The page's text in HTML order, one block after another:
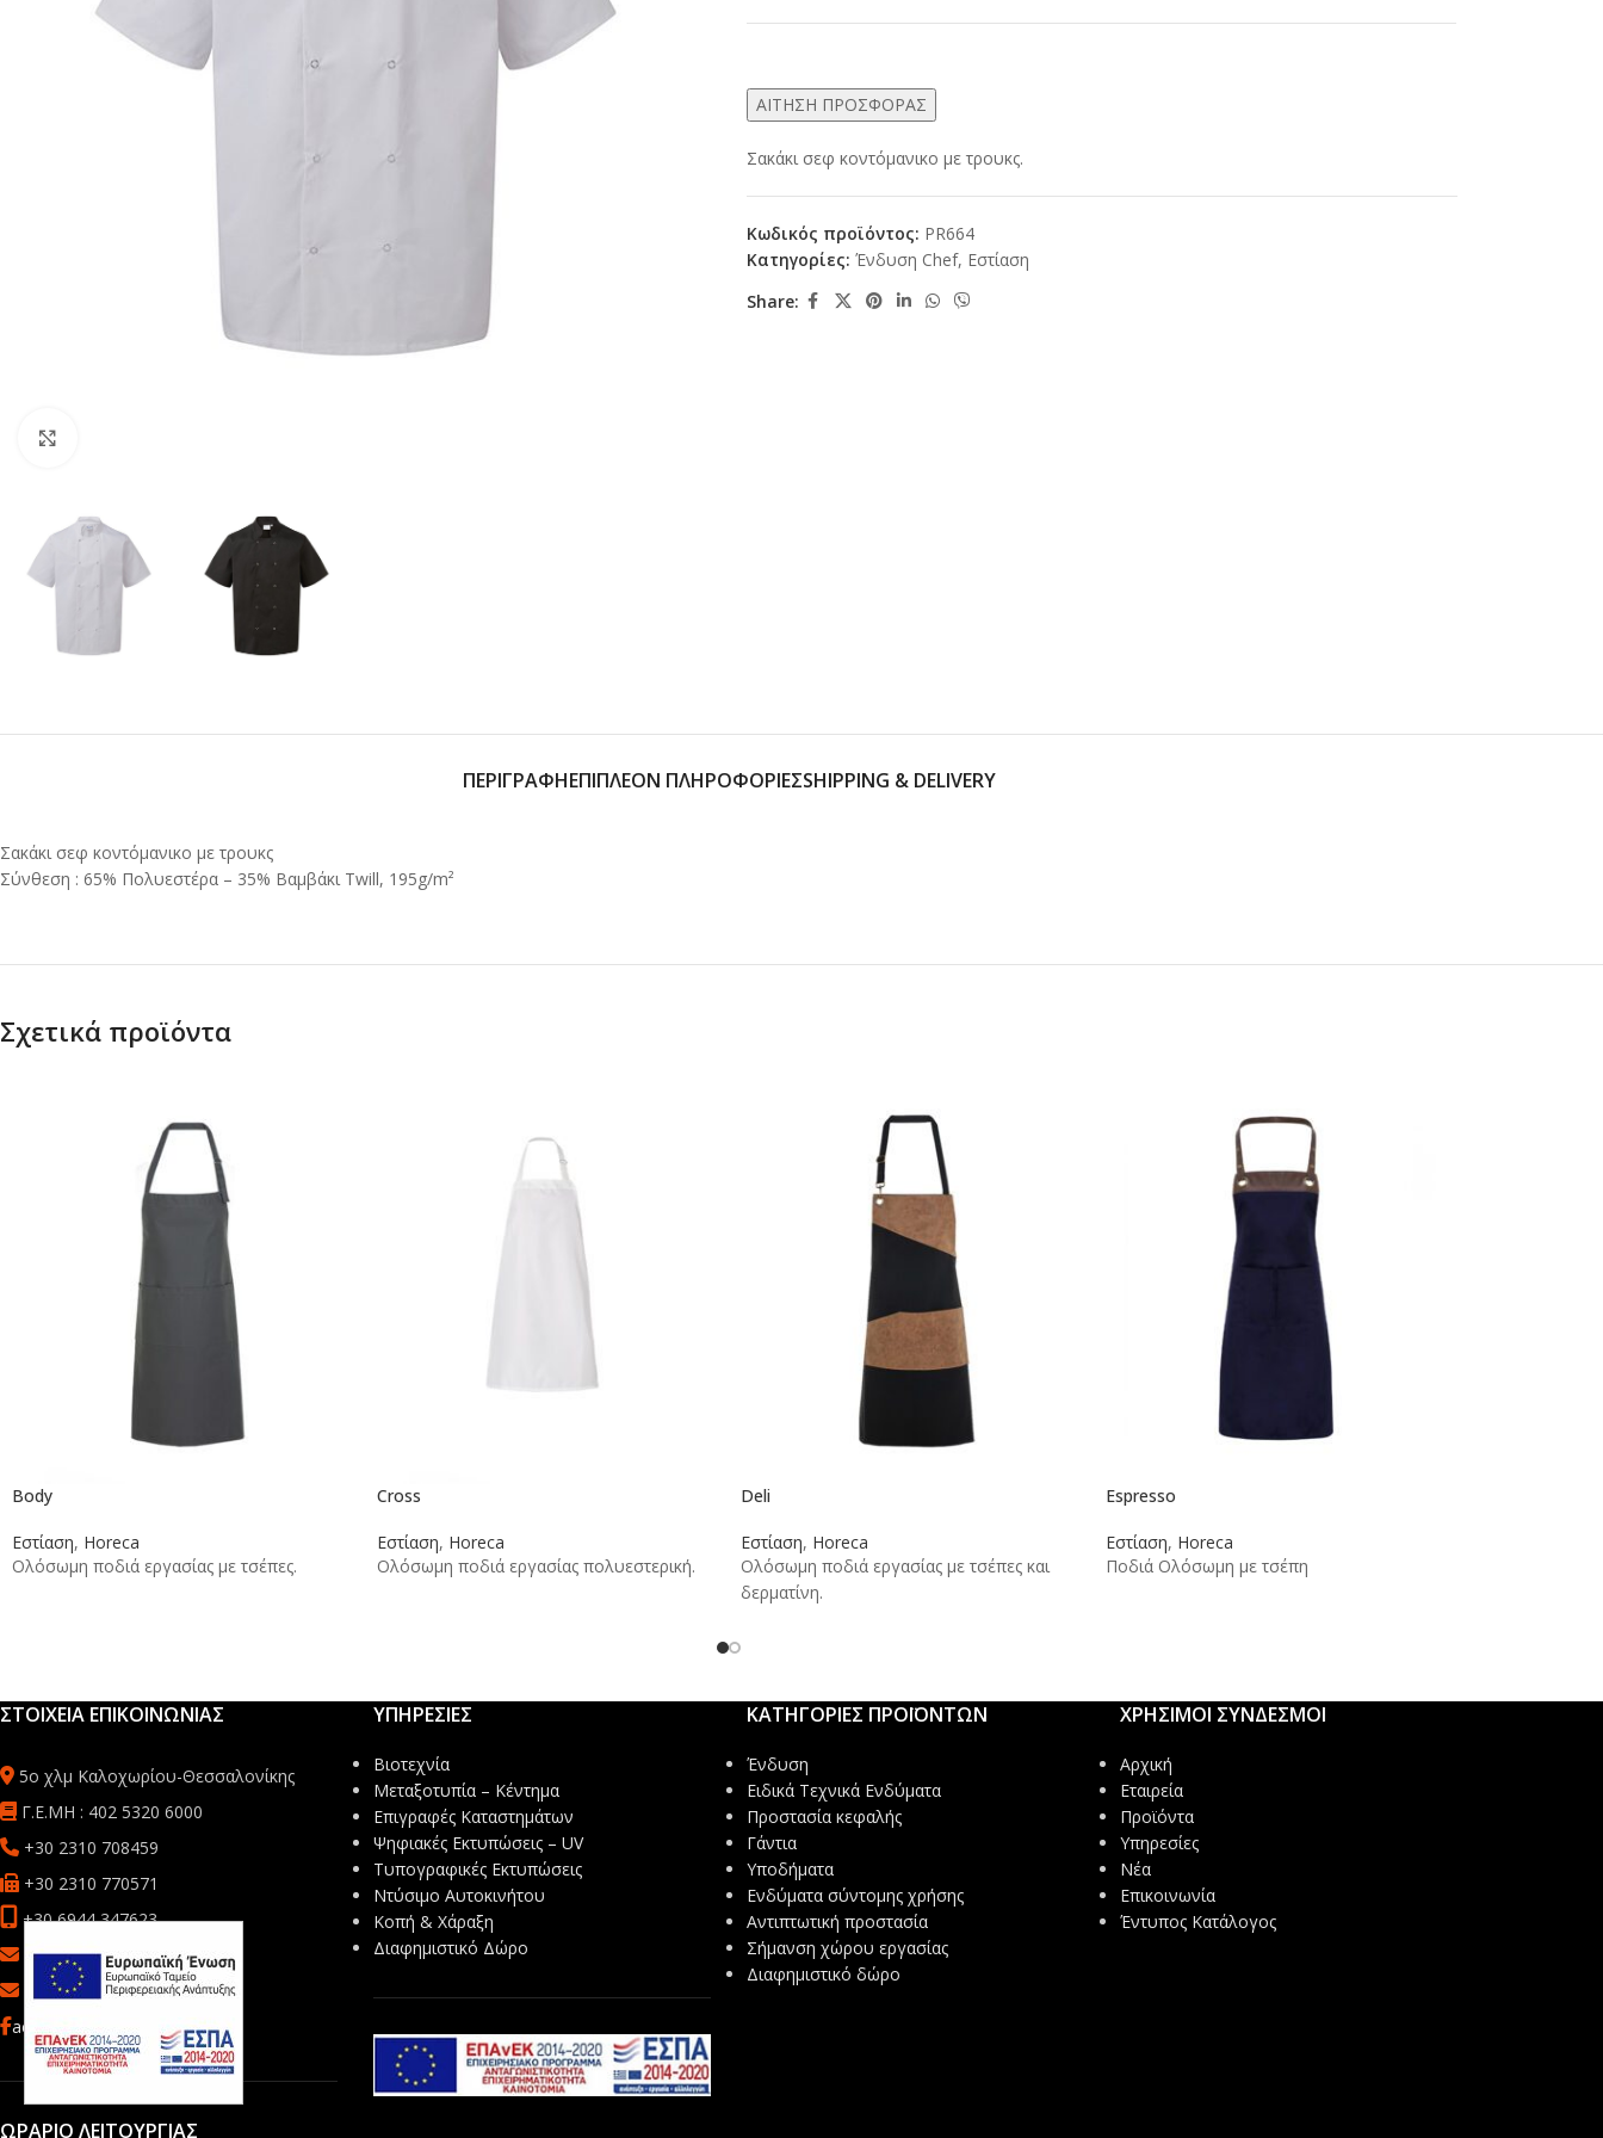
ΑΙΤΗΣΗ ΠΡΟΣΦΟΡΑΣ
Σακάκι σεφ κοντόμανικο με τρουκς.
Κωδικός προϊόντος: PR664
Κατηγορίες: Ένδυση Chef, Εστίαση
Share:
ΠΕΡΙΓΡΑΦΉΕΠΙΠΛΈΟΝ ΠΛΗΡΟΦΟΡΊΕΣSHIPPING & DELIVERY
Σακάκι σεφ κοντόμανικο με τρουκς
Σύνθεση : 65% Πολυεστέρα – 35% Βαμβάκι Twill, 195g/m²
Σχετικά προϊόντα
Body
Εστίαση, Horeca
Ολόσωμη ποδιά εργασίας με τσέπες.
Cross
Εστίαση, Horeca
Ολόσωμη ποδιά εργασίας πολυεστερική.
Deli
Εστίαση, Horeca
Ολόσωμη ποδιά εργασίας με τσέπες και
δερματίνη.
Espresso
Εστίαση, Horeca
Ποδιά Ολόσωμη με τσέπη
ΣΤΟΙΧΕΙΑ ΕΠΙΚΟΙΝΩΝΙΑΣ
5ο χλμ Καλοχωρίου-Θεσσαλονίκης
Γ.Ε.ΜΗ : 402 5320 6000
+30 2310 708459
+30 2310 770571
+30 6944 347623
sales@mbsafetyprint.com
info@mb-advertise.gr
acebook
ΩΡΑΡΙΟ ΛΕΙΤΟΥΡΓΙΑΣ
ΥΠΗΡΕΣΙΕΣ
Βιοτεχνία
Μεταξοτυπία – Κέντημα
Επιγραφές Καταστημάτων
Ψηφιακές Εκτυπώσεις – UV
Τυπογραφικές Εκτυπώσεις
Ντύσιμο Αυτοκινήτου
Κοπή & Χάραξη
Διαφημιστικό Δώρο
ΚΑΤΗΓΟΡΙΕΣ ΠΡΟΪΟΝΤΩΝ
Ένδυση
Ειδικά Τεχνικά Ενδύματα
Προστασία κεφαλής
Γάντια
Υποδήματα
Ενδύματα σύντομης χρήσης
Αντιπτωτική προστασία
Σήμανση χώρου εργασίας
Διαφημιστικό δώρο
ΧΡΗΣΙΜΟΙ ΣΥΝΔΕΣΜΟΙ
Αρχική
Εταιρεία
Προϊόντα
Υπηρεσίες
Νέα
Επικοινωνία
Έντυπος Κατάλογος